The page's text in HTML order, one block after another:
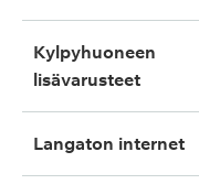
kylpyhuoneen
lisävarusteet
langaton internet